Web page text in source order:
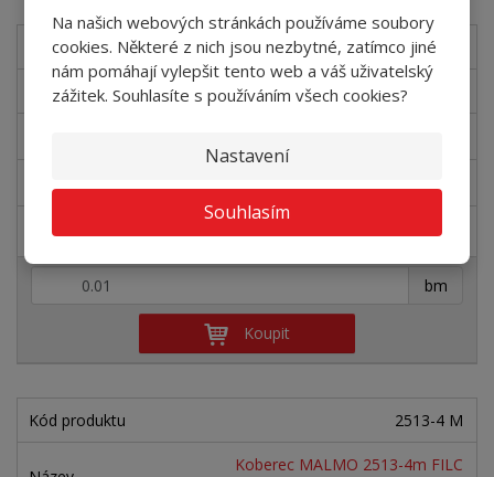
Na našich webových stránkách používáme soubory
cookies. Některé z nich jsou nezbytné, zatímco jiné
nám pomáhají vylepšit tento web a váš uživatelský
zážitek. Souhlasíte s používáním všech cookies?
Nastavení
Souhlasím
4428-4 MARS
MARS 4428-4m FILC antracit
1 164 Kč
bm
+ -
Koupit
2513-4 M
Koberec MALMO 2513-4m FILC